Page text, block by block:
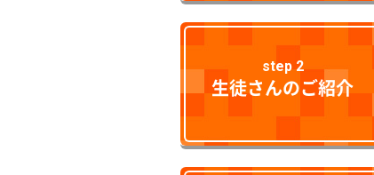
step 2
生徒さんのご紹介